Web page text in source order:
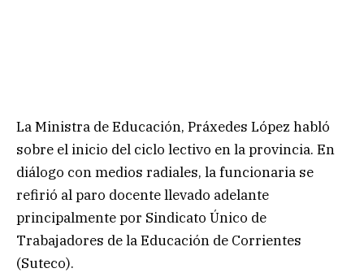
La Ministra de Educación, Práxedes López habló
sobre el inicio del ciclo lectivo en la provincia. En
diálogo con medios radiales, la funcionaria se
refirió al paro docente llevado adelante
principalmente por Sindicato Único de
Trabajadores de la Educación de Corrientes
(Suteco).